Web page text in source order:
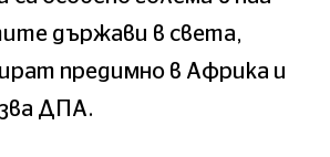
държави в света,
предимно в Африка и
ДПА.